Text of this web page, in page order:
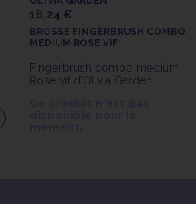
18,24 €
BROSSE FINGERBRUSH COMBO
MEDIUM ROSE VIF
Fingerbrush combo medium
Rose vif d'Olivia Garden